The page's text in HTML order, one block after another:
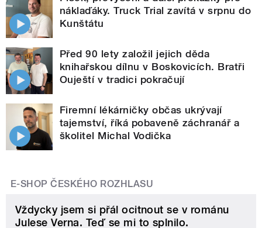
náklaďáky. Truck Trial zavítá v srpnu do
Kunštátu
Před 90 lety založil jejich děda
knihařskou dílnu v Boskovicích. Bratři
Ouještí v tradici pokračují
Firemní lékárničky občas ukrývají
tajemství, říká pobaveně záchranář a
školitel Michal Vodička
E-SHOP ČESKÉHO ROZHLASU
Vždycky jsem si přál ocitnout se v románu
Julese Verna. Teď se mi to splnilo.